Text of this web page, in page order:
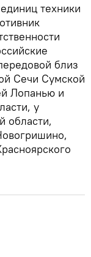
техники
близ
Сечи Сумской
Лопанью и
у
области,